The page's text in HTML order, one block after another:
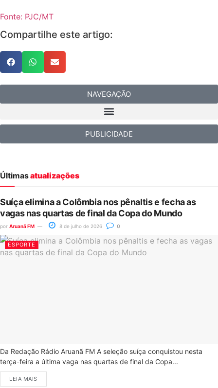
Fonte: PJC/MT
Compartilhe este artigo:
NAVEGAÇÃO
PUBLICIDADE
Últimasatualizações
Suíça elimina a Colômbia nos pênaltis e fecha as
vagas nas quartas de final da Copa do Mundo
por Aruanã FM 8 de julho de 2026 0
ESPORTE
Da Redação Rádio Aruanã FM A seleção suíça conquistou nesta
terça-feira a última vaga nas quartas de final da Copa...
LEIA MAIS